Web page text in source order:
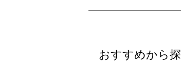
おすすめから探